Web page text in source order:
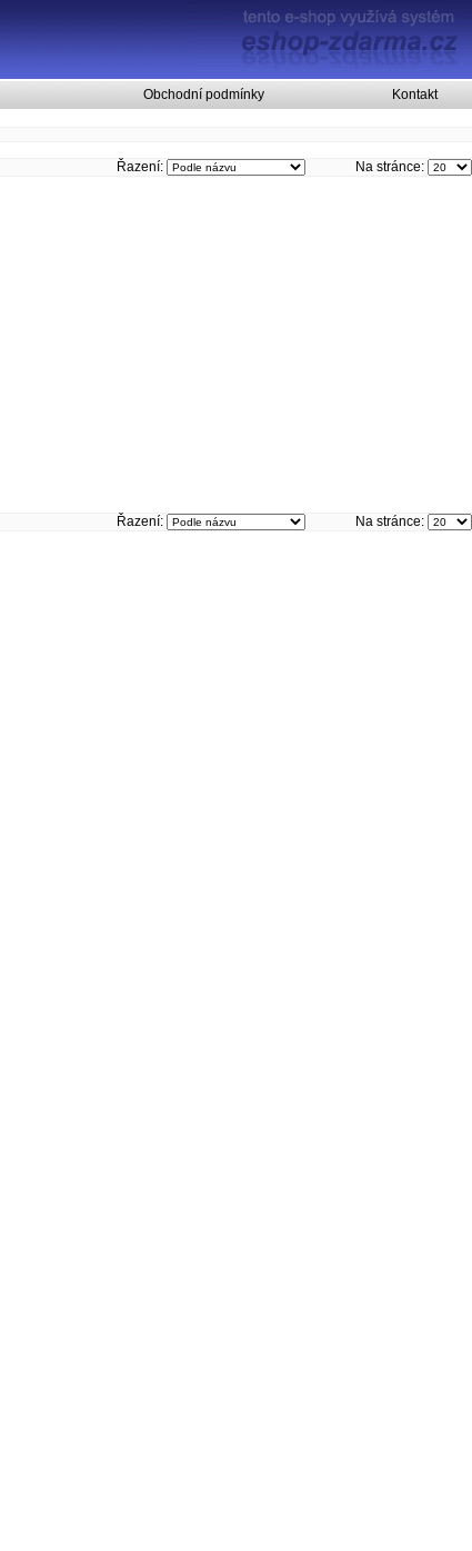
Obchodní podmínky Kontakt
Řazení:
Na stránce:
Řazení: Na stránce: